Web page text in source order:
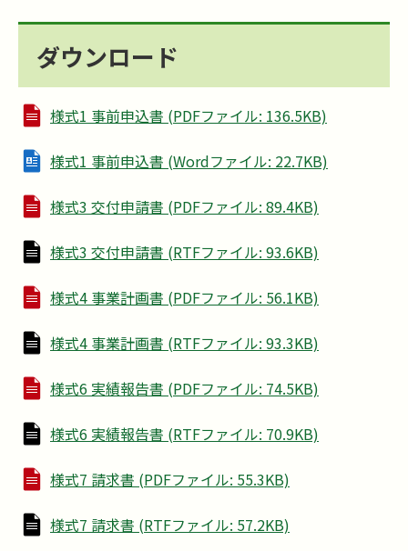
ダウンロード
様式1 事前申込書 (PDFファイル: 136.5KB)
様式1 事前申込書 (Wordファイル: 22.7KB)
様式3 交付申請書 (PDFファイル: 89.4KB)
様式3 交付申請書 (RTFファイル: 93.6KB)
様式4 事業計画書 (PDFファイル: 56.1KB)
様式4 事業計画書 (RTFファイル: 93.3KB)
様式6 実績報告書 (PDFファイル: 74.5KB)
様式6 実績報告書 (RTFファイル: 70.9KB)
様式7 請求書 (PDFファイル: 55.3KB)
様式7 請求書 (RTFファイル: 57.2KB)